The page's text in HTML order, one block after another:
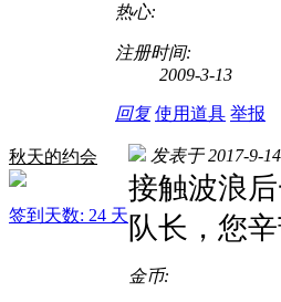
热心:
注册时间:
2009-3-13
回复 使用道具 举报
秋天的约会
签到天数: 24 天
发表于 2017-9-
接触波浪
队长，您辛
金币: